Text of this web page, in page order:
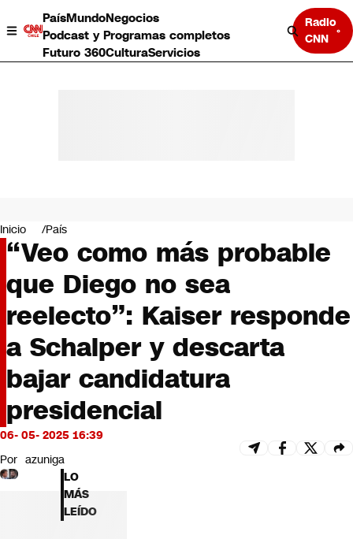
PaísMundoNegocios
Podcast y Programas completos
Futuro 360CulturaServicios
Radio
CNN
Negocios
Deportes
Programas completos
Cultura
Servicios
Bits
CNN tiempo
Futuro 360
Opinión
Inicio País
“Veo como más probable
que Diego no sea
reelecto”: Kaiser responde
a Schalper y descarta
bajar candidatura
presidencial
06- 05- 2025 16:39
Por azuniga
LO
MÁS
LEÍDO